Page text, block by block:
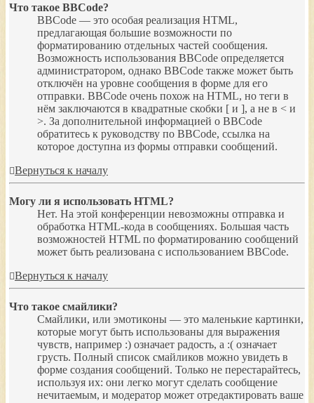
Что такое BBCode?
BBCode — это особая реализация HTML,
предлагающая большие возможности по
форматированию отдельных частей сообщения.
Возможность использования BBCode определяется
администратором, однако BBCode также может быть
отключён на уровне сообщения в форме для его
отправки. BBCode очень похож на HTML, но теги в
нём заключаются в квадратные скобки [ и ], а не в < и
>. За дополнительной информацией о BBCode
обратитесь к руководству по BBCode, ссылка на
которое доступна из формы отправки сообщений.
Вернуться к началу
Могу ли я использовать HTML?
Нет. На этой конференции невозможны отправка и
обработка HTML-кода в сообщениях. Большая часть
возможностей HTML по форматированию сообщений
может быть реализована с использованием BBCode.
Вернуться к началу
Что такое смайлики?
Смайлики, или эмотиконы — это маленькие картинки,
которые могут быть использованы для выражения
чувств, например :) означает радость, а :( означает
грусть. Полный список смайликов можно увидеть в
форме создания сообщений. Только не перестарайтесь,
используя их: они легко могут сделать сообщение
нечитаемым, и модератор может отредактировать ваше